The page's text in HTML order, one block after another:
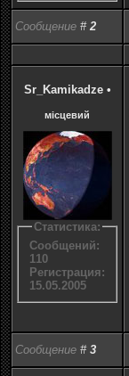
Сообщение # 2
Sr_Kamikadze •
місцевий
Статистика:
Сообщений:
110
Регистрация:
15.05.2005
Сообщение # 3